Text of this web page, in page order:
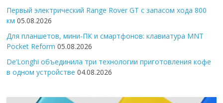
Первый электрический Range Rover GT с запасом хода 800
км 05.08.2026
Для планшетов, мини-ПК и смартфонов: клавиатура MNT
Pocket Reform 05.08.2026
De’Longhi объединила три технологии приготовления кофе
в одном устройстве 04.08.2026